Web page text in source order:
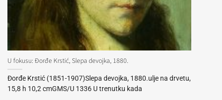
U fokusu: Đorđe Krstić, Slepa devojka, 1880.
Đorđe Krstić (1851-1907)Slepa devojka, 1880.ulje na drvetu,
15,8 h 10,2 cmGMS/U 1336 U trenutku kada